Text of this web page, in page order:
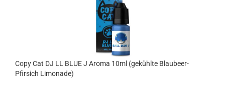
Copy Cat DJ LL BLUE J Aroma 10ml (gekühlte Blaubeer-
Pfirsich Limonade)